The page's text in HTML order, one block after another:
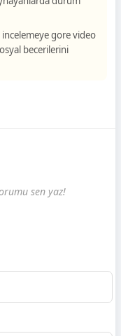
gore video
becerilerini
sen yaz!